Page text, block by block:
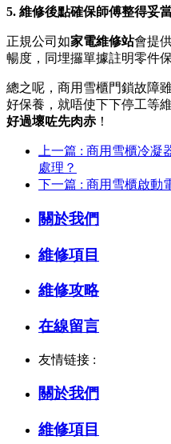
5. 維修後點確保師傅整得妥
正規公司如家電維修站會提
暢度，同埋攞單據註明零件保
總之呢，商用雪櫃門鎖故障
好保養，就唔使下下停工等
好過壞咗先肉赤 ！
上一篇 : 商用雪櫃冷
處理？
下一篇 : 商用雪櫃啟動
關於我們
維修項目
維修攻略
在線留言
友情链接 :
關於我們
維修項目